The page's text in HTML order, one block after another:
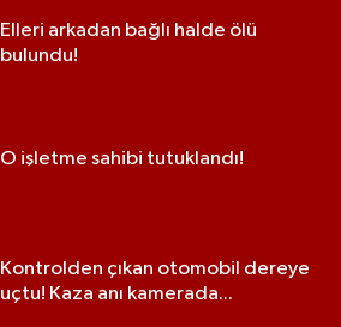
Elleri arkadan bağlı halde ölü
bulundu!
O işletme sahibi tutuklandı!
Kontrolden çıkan otomobil dereye
uçtu! Kaza anı kamerada...